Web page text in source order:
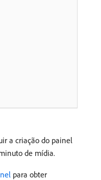
a criação do painel
de mídia.
para obter